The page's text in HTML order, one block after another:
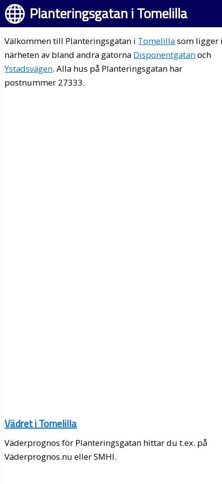
Planteringsgatan i Tomelilla
Välkommen till Planteringsgatan i Tomelillasom ligger
närheten av bland andra gatorna Disponentgatanoch
Ystadsvägen. Alla hus på Planteringsgatan har
postnummer 27333.
Vädret i Tomelilla
Väderprognos för Planteringsgatan hittar du t.ex. på
Väderprognos.nu eller SMHI.